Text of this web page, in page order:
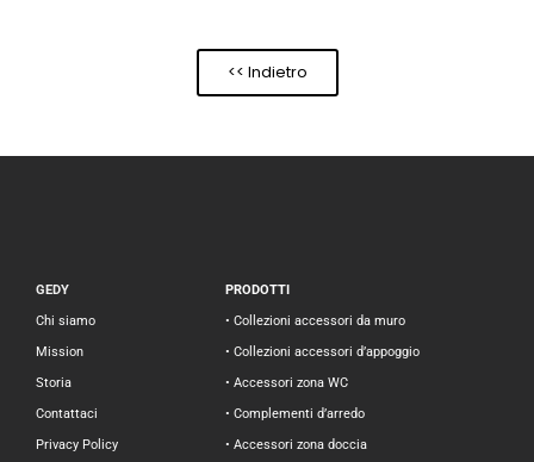
<< Indietro
GEDY
Chi siamo
Mission
Storia
Contattaci
Privacy Policy
PRODOTTI
• Collezioni accessori da muro
• Collezioni accessori d’appoggio
• Accessori zona WC
• Complementi d’arredo
• Accessori zona doccia